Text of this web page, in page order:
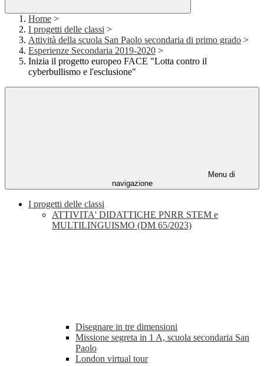
Home >
I progetti delle classi >
Attività della scuola San Paolo secondaria di primo grado >
Esperienze Secondaria 2019-2020 >
Inizia il progetto europeo FACE "Lotta contro il
cyberbullismo e l'esclusione"
Menu di
navigazione
I progetti delle classi
ATTIVITA' DIDATTICHE PNRR STEM e
MULTILINGUISMO (DM 65/2023)
Disegnare in tre dimensioni
Missione segreta in 1 A, scuola secondaria San
Paolo
London virtual tour